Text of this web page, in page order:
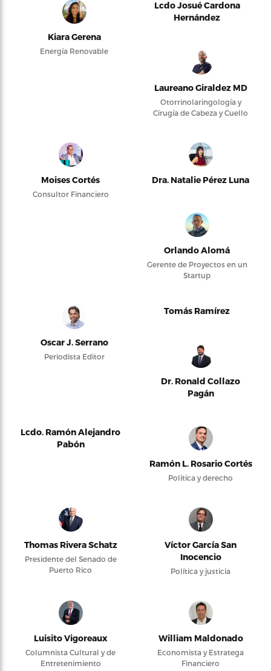
Kiara Gerena
Energía Renovable
Lcdo Josué Cardona
Hernández
Laureano Giraldez MD
Otorrinolaringología y
Cirugía de Cabeza y Cuello
Moises Cortés
Consultor Financiero
Dra. Natalie Pérez Luna
Orlando Alomá
Gerente de Proyectos en un
Startup
Oscar J. Serrano
Periodista Editor
Tomás Ramírez
Dr. Ronald Collazo
Pagán
Lcdo. Ramón Alejandro
Pabón
Ramón L. Rosario Cortés
Política y derecho
Thomas Rivera Schatz
Presidente del Senado de
Puerto Rico
Víctor García San
Inocencio
Política y justicia
Luisito Vigoreaux
Columnista Cultural y de
Entretenimiento
William Maldonado
Economista y Estratega
Financiero